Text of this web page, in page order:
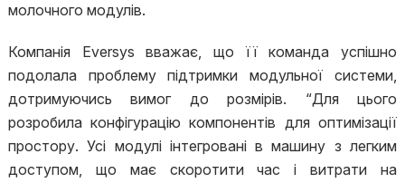
молочного модулів.
Компанія Eversys вважає, що її команда успішно
подолала проблему підтримки модульної системи,
дотримуючись вимог до розмірів. “Для цього
розробила конфігурацію компонентів для оптимізації
простору. Усі модулі інтегровані в машину з легким
доступом, що має скоротити час і витрати на